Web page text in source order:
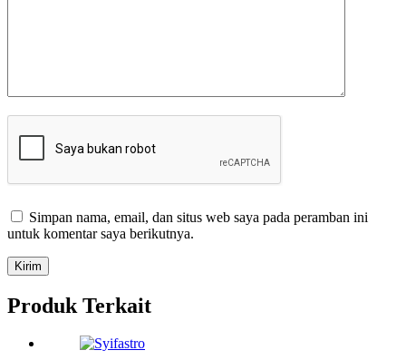
Simpan nama, email, dan situs web saya pada peramban ini
untuk komentar saya berikutnya.
Kirim
Produk Terkait